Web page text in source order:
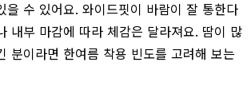
을 수 있어요. 와이드핏이 바람이 잘 통한다
내부 마감에 따라 체감은 달라져요. 땀이 많
분이라면 한여름 착용 빈도를 고려해 보는